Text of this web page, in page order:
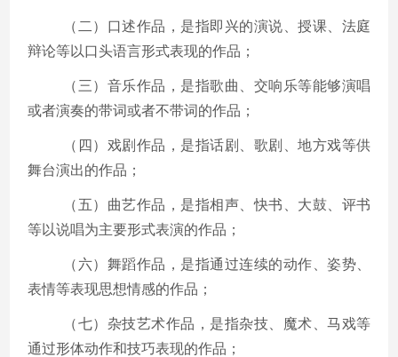
（二）口述作品，是指即兴的演说、授课、法庭
辩论等以口头语言形式表现的作品；
（三）音乐作品，是指歌曲、交响乐等能够演唱
或者演奏的带词或者不带词的作品；
（四）戏剧作品，是指话剧、歌剧、地方戏等供
舞台演出的作品；
（五）曲艺作品，是指相声、快书、大鼓、评书
等以说唱为主要形式表演的作品；
（六）舞蹈作品，是指通过连续的动作、姿势、
表情等表现思想情感的作品；
（七）杂技艺术作品，是指杂技、魔术、马戏等
通过形体动作和技巧表现的作品；